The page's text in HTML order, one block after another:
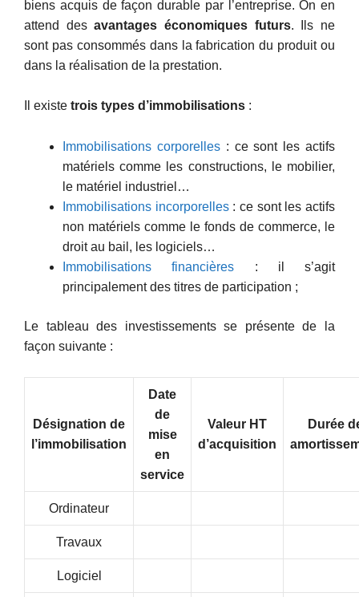
biens acquis de façon durable par l’entreprise. On en
attend desavantages économiques futurs. Ils ne
sont pas consommés dans la fabrication du produit ou
dans la réalisation de la prestation.
Il existe trois types d’immobilisations :
Immobilisations corporelles: ce sont les actifs
matériels comme les constructions, le mobilier,
le matériel industriel…
Immobilisations incorporelles: ce sont les actifs
non matériels comme le fonds de commerce, le
droit au bail, les logiciels…
Immobilisations financières : il s’agit
principalement des titres de participation ;
Le tableau des investissements se présente de la
façon suivante :
Désignation de
l’immobilisation
Date
de
mise
en
service
Valeur HT
d’acquisition
Durée
Ordinateur
Travaux
Logiciel